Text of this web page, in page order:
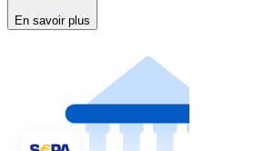
En savoir plus